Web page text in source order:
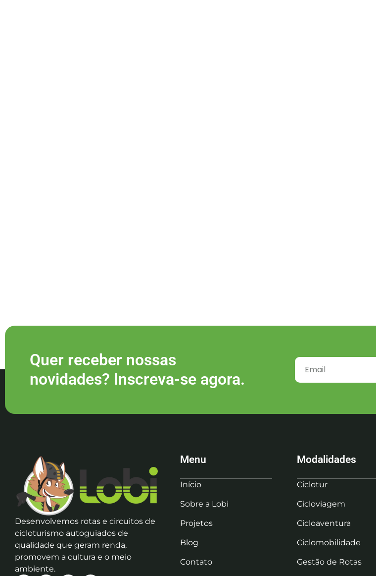
Quer receber nossas
novidades? Inscreva-se agora.
Desenvolvemos rotas e circuitos de
cicloturismo autoguiados de
qualidade que geram renda,
promovem a cultura e o meio
ambiente.
Menu
Início
Sobre a Lobi
Projetos
Blog
Contato
Modalidades
Ciclotur
Cicloviagem
Cicloaventura
Ciclomobilidade
Gestão de Rotas